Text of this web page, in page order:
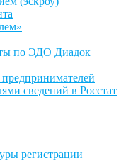
по ЭДО Диадок
сведений в Росстат
регистрации